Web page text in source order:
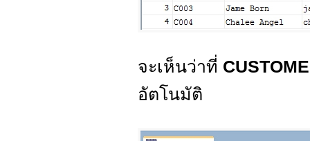
จะเห็นว่าที่
อัตโนมัติ